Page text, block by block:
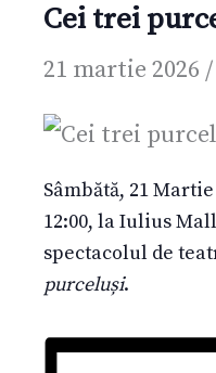
Cei trei
21 martie 2026 /
Sâmbătă, 21
12:00, la Iulius
spectacolul de
purceluși.